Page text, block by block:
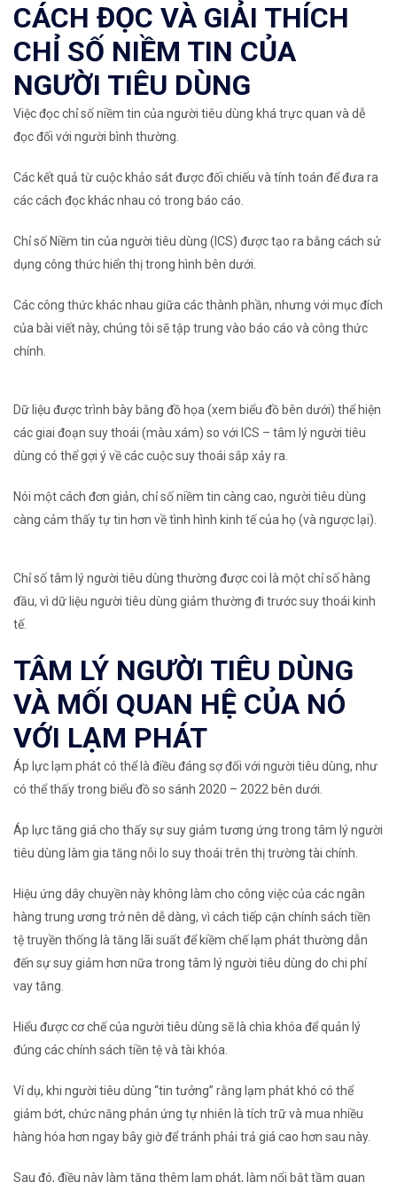
CÁCH ĐỌC VÀ GIẢI THÍCH
CHỈ SỐ NIỀM TIN CỦA
NGƯỜI TIÊU DÙNG
Việc đọc chỉ số niềm tin của người tiêu dùng khá trực quan và dễ
đọc đối với người bình thường.
Các kết quả từ cuộc khảo sát được đối chiếu và tính toán để đưa ra
các cách đọc khác nhau có trong báo cáo.
Chỉ số Niềm tin của người tiêu dùng (ICS) được tạo ra bằng cách sử
dụng công thức hiển thị trong hình bên dưới.
Các công thức khác nhau giữa các thành phần, nhưng với mục đích
của bài viết này, chúng tôi sẽ tập trung vào báo cáo và công thức
chính.
Dữ liệu được trình bày bằng đồ họa (xem biểu đồ bên dưới) thể hiện
các giai đoạn suy thoái (màu xám) so với ICS – tâm lý người tiêu
dùng có thể gợi ý về các cuộc suy thoái sắp xảy ra.
Nói một cách đơn giản, chỉ số niềm tin càng cao, người tiêu dùng
càng cảm thấy tự tin hơn về tình hình kinh tế của họ (và ngược lại).
Chỉ số tâm lý người tiêu dùng thường được coi là một chỉ số hàng
đầu, vì dữ liệu người tiêu dùng giảm thường đi trước suy thoái kinh
tế.
TÂM LÝ NGƯỜI TIÊU DÙNG
VÀ MỐI QUAN HỆ CỦA NÓ
VỚI LẠM PHÁT
Áp lực lạm phát có thể là điều đáng sợ đối với người tiêu dùng, như
có thể thấy trong biểu đồ so sánh 2020 – 2022 bên dưới.
Áp lực tăng giá cho thấy sự suy giảm tương ứng trong tâm lý người
tiêu dùng làm gia tăng nỗi lo suy thoái trên thị trường tài chính.
Hiệu ứng dây chuyền này không làm cho công việc của các ngân
hàng trung ương trở nên dễ dàng, vì cách tiếp cận chính sách tiền
tệ truyền thống là tăng lãi suất để kiềm chế lạm phát thường dẫn
đến sự suy giảm hơn nữa trong tâm lý người tiêu dùng do chi phí
vay tăng.
Hiểu được cơ chế của người tiêu dùng sẽ là chìa khóa để quản lý
đúng các chính sách tiền tệ và tài khóa.
Ví dụ, khi người tiêu dùng “tin tưởng” rằng lạm phát khó có thể
giảm bớt, chức năng phản ứng tự nhiên là tích trữ và mua nhiều
hàng hóa hơn ngay bây giờ để tránh phải trả giá cao hơn sau này.
Sau đó, điều này làm tăng thêm lạm phát, làm nổi bật tầm quan